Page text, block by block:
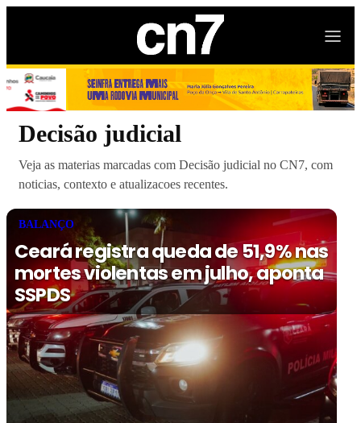
Decisão judicial
Veja as materias marcadas com Decisão judicial no CN7, com
noticias, contexto e atualizacoes recentes.
BALANÇO
Ceará registra queda de 51,9% nas
mortes violentas em julho, aponta
SSPDS